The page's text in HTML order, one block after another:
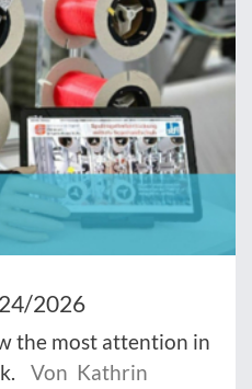
2026
the most attention in
Von Kathrin